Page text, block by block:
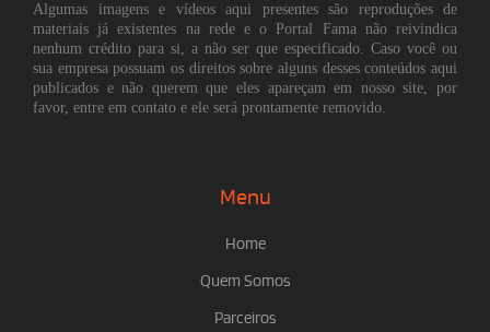
Algumas imagens e vídeos aqui presentes são reproduções de
materiais já existentes na rede e o Portal Fama não reivindica
nenhum crédito para si, a não ser que especificado. Caso você ou
sua empresa possuam os direitos sobre alguns desses conteúdos aqui
publicados e não querem que eles apareçam em nosso site, por
favor, entre em contato e ele será prontamente removido.
Menu
Home
Quem Somos
Parceiros